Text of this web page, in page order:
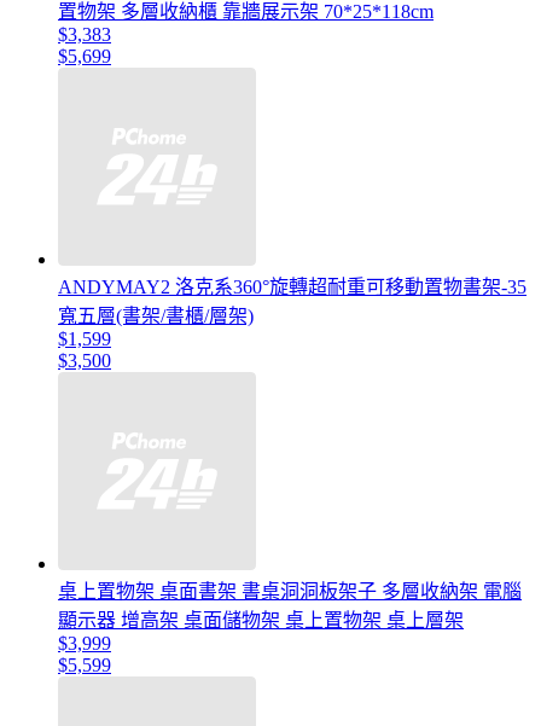
置物架 多層收納櫃 靠牆展示架 70*25*118cm
$3,383
$5,699
ANDYMAY2 洛克系360°旋轉超耐重可移動置物書架-35
寬五層(書架/書櫃/層架)
$1,599
$3,500
桌上置物架 桌面書架 書桌洞洞板架子 多層收納架 電腦
顯示器 增高架 桌面儲物架 桌上置物架 桌上層架
$3,999
$5,599